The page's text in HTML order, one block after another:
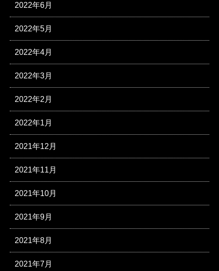
2022年6月
2022年5月
2022年4月
2022年3月
2022年2月
2022年1月
2021年12月
2021年11月
2021年10月
2021年9月
2021年8月
2021年7月